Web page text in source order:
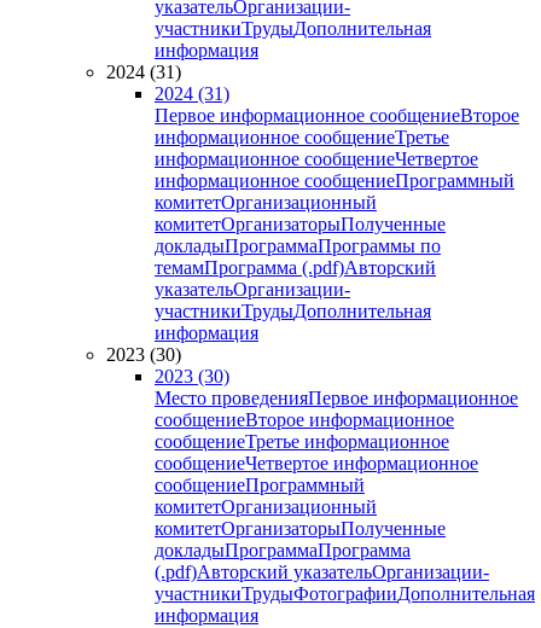
указательОрганизации-
участникиТрудыДополнительная
информация
2024 (31)
2024 (31)
Первое информационное сообщениеВторое
информационное сообщениеТретье
информационное сообщениеЧетвертое
информационное сообщениеПрограммный
комитетОрганизационный
комитетОрганизаторыПолученные
докладыПрограммаПрограммы по
темамПрограмма (.pdf)Авторский
указательОрганизации-
участникиТрудыДополнительная
информация
2023 (30)
2023 (30)
Место проведенияПервое информационное
сообщениеВторое информационное
сообщениеТретье информационное
сообщениеЧетвертое информационное
сообщениеПрограммный
комитетОрганизационный
комитетОрганизаторыПолученные
докладыПрограммаПрограмма
(.pdf)Авторский указательОрганизации-
участникиТрудыФотографииДополнительная
информация